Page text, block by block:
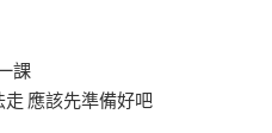
課
應該先準備好吧